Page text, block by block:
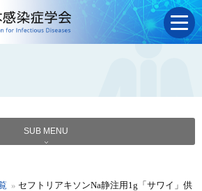
SUB MENU
» セフトリアキソンNa静注用1g「サワイ」供